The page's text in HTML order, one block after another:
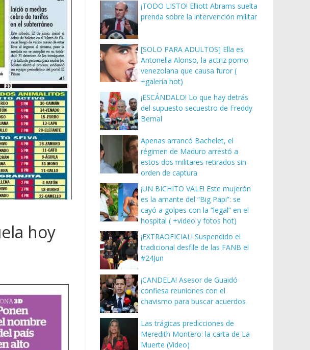
hoy
¡TODO LISTO! Elliott Abrams suelta
prenda sobre la intervención militar
[SOLO PARA ADULTOS] Ella es
Antonella Alonso, la actriz porno
venezolana que causa furor (
+galería hot)
¡ESCÁNDALO! Lo que hay detrás
del supuesto secuestro de Freddy
Bernal
Apenas arrancó Bachelet, el
régimen de Maduro arrestó a
estos dos militares retirados sin
orden de captura
¡UN BICHITO VALE! Este mujerón
es la amante del “Big Papi”: se
cayó a golpes con la “legal” en el
hospital ( +video y fotos hot)
¡EXTRAOFICIAL! Suspendido el
tradicional desfile de las FANB el
#24Jun
¡CANDELA! Asesor de Guaidó
confiesa reuniones con el
chavismo para buscar acuerdos
Las trágicas predicciones de
Meredith Montero: la carta de La
Muerte (Video)